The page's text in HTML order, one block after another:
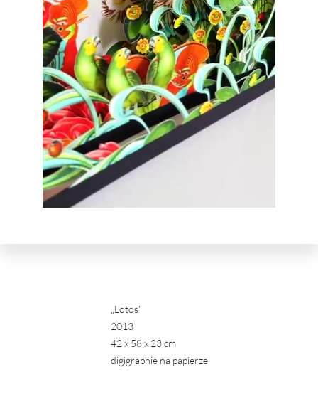
„Lotos”
2013
42 x 58 x 23 cm
digigraphie na papierze